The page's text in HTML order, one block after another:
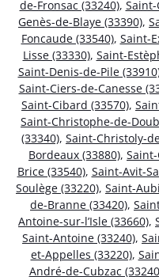
de-Fronsac (33240), Saint-
Genès-de-Blaye (33390),
Foncaude (33540), Saint-
Lisse (33330), Saint-
Saint-Denis-de-Pile
Saint-Ciers-de-Canesse
Saint-Cibard (33570),
Saint-Christophe-de-
(33340), Saint-Christoly-
Bordeaux (33880),
Brice (33540), Saint-Avit-
Soulège (33220), Saint-
de-Branne (33420),
Antoine-sur-l’Isle (33660),
Saint-Antoine (33240),
et-Appelles (33220),
André-de-Cubzac